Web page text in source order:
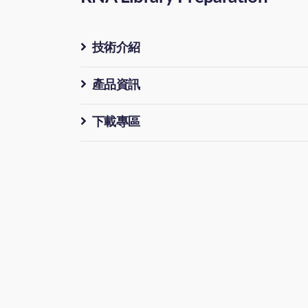
技術介紹
產品資訊
下載專區